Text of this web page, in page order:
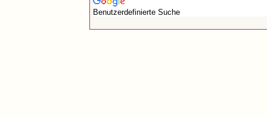
Benutzerdefinierte Suche